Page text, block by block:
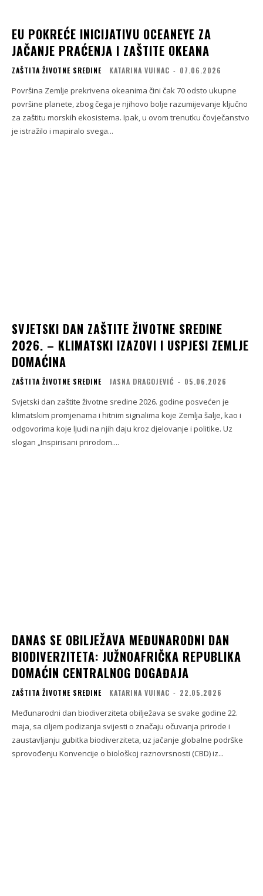
EU POKREĆE INICIJATIVU OCEANEYE ZA
JAČANJE PRAĆENJA I ZAŠTITE OKEANA
ZAŠTITA ŽIVOTNE SREDINE KATARINA VUINAC - 07.06.2026
Površina Zemlje prekrivena okeanima čini čak 70 odsto ukupne
površine planete, zbog čega je njihovo bolje razumijevanje ključno
za zaštitu morskih ekosistema. Ipak, u ovom trenutku čovječanstvo
je istražilo i mapiralo svega...
SVJETSKI DAN ZAŠTITE ŽIVOTNE SREDINE
2026. – KLIMATSKI IZAZOVI I USPJESI ZEMLJE
DOMAĆINA
ZAŠTITA ŽIVOTNE SREDINE JASNA DRAGOJEVIĆ - 05.06.2026
Svjetski dan zaštite životne sredine 2026. godine posvećen je
klimatskim promjenama i hitnim signalima koje Zemlja šalje, kao i
odgovorima koje ljudi na njih daju kroz djelovanje i politike. Uz
slogan „Inspirisani prirodom....
DANAS SE OBILJEŽAVA MEĐUNARODNI DAN
BIODIVERZITETA: JUŽNOAFRIČKA REPUBLIKA
DOMAĆIN CENTRALNOG DOGAĐAJA
ZAŠTITA ŽIVOTNE SREDINE KATARINA VUINAC - 22.05.2026
Međunarodni dan biodiverziteta obilježava se svake godine 22.
maja, sa ciljem podizanja svijesti o značaju očuvanja prirode i
zaustavljanju gubitka biodiverziteta, uz jačanje globalne podrške
sprovođenju Konvencije o biološkoj raznovrsnosti (CBD) iz...